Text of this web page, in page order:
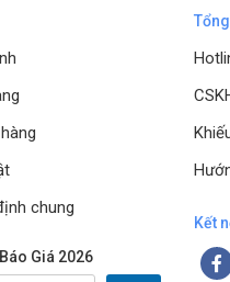
chung
Giá 2026
Kết